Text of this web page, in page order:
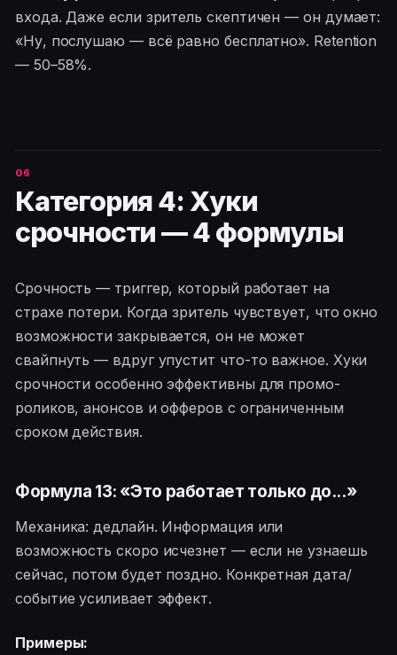
входа. Даже если зритель скептичен — он думает:
«Ну, послушаю — всё равно бесплатно». Retention
— 50–58%.
Категория 4: Хуки
срочности — 4 формулы
Срочность — триггер, который работает на
страхе потери. Когда зритель чувствует, что окно
возможности закрывается, он не может
свайпнуть — вдруг упустит что-то важное. Хуки
срочности особенно эффективны для промо-
роликов, анонсов и офферов с ограниченным
сроком действия.
Формула 13: «Это работает только до...»
Механика: дедлайн. Информация или
возможность скоро исчезнет — если не узнаешь
сейчас, потом будет поздно. Конкретная дата/
событие усиливает эффект.
Примеры: